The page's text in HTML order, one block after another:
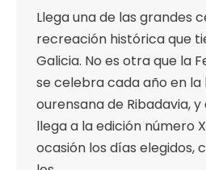
Llega una de las grandes
recreación histórica que
Galicia. No es otra que la
se celebra cada año en la
ourensana de Ribadavia, y
llega a la edición número
ocasión los días elegidos,